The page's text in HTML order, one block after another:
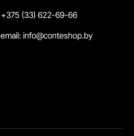
+375 (33) 622-69-66
email:info@conteshop.by